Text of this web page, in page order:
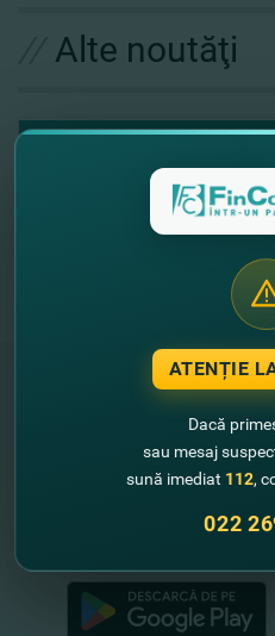
Alte noutăţi
"FinComBank"
Schemei de
din
ATENȚIE
Dacă
sau mesaj
sună imediat 112,
022